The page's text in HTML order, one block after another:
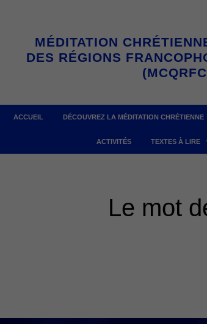
MÉDITATION
DES RÉGIONS
ACCUEIL DÉCOUVREZ LA MÉDITATION CHRÉTIENNE
ACTIVITÉS TEXTES À LIRE
Le mot